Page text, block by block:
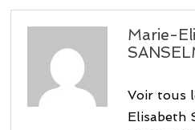
Marie-
Voir tous
Elisabeth